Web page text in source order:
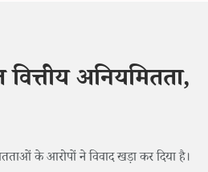
अनियमितता,
के आरोपों ने विवाद खड़ा कर दिया है।